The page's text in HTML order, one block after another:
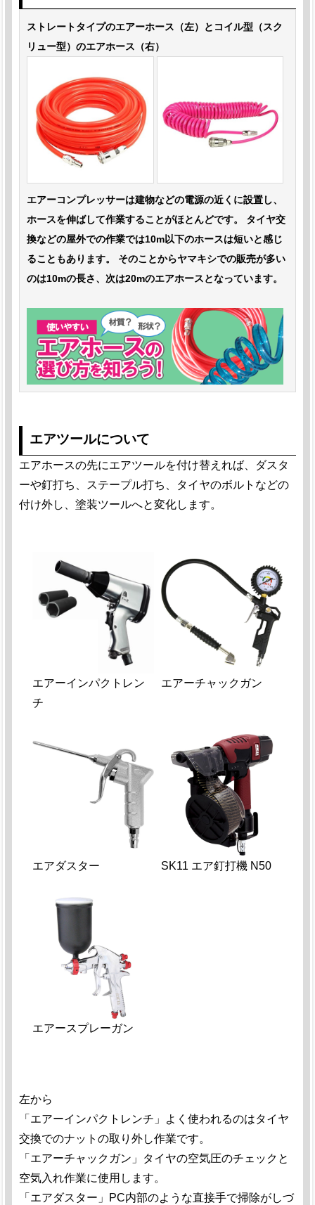
ストレートタイプのエアーホース（左）とコイル型（スク
リュー型）のエアホース（右）
エアーコンプレッサーは建物などの電源の近くに設置し、
ホースを伸ばして作業することがほとんどです。 タイヤ交
換などの屋外での作業では10m以下のホースは短いと感じ
ることもあります。 そのことからヤマキシでの販売が多い
のは10mの長さ、次は20mのエアホースとなっています。
エアツールについて
エアホースの先にエアツールを付け替えれば、ダスタ
ーや釘打ち、ステープル打ち、タイヤのボルトなどの
付け外し、塗装ツールへと変化します。
エアーインパクトレン
チ
エアーチャックガン
エアダスター SK11 エア釘打機 N50
エアースプレーガン
左から
「エアーインパクトレンチ」よく使われるのはタイヤ
交換でのナットの取り外し作業です。
「エアーチャックガン」タイヤの空気圧のチェックと
空気入れ作業に使用します。
「エアダスター」PC内部のような直接手で掃除がしづ